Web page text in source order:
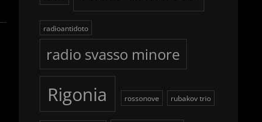
radioantidoto
radio svasso minore
Rigonia rossonove rubakov trio